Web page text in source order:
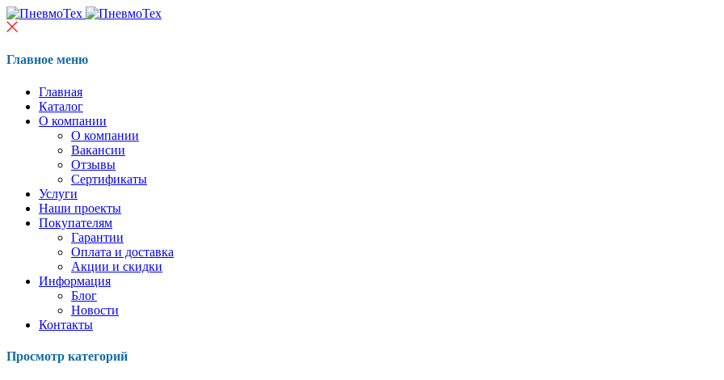
Главное меню
Главная
Каталог
О компании
О компании
Вакансии
Отзывы
Сертификаты
Услуги
Наши проекты
Покупателям
Гарантии
Оплата и доставка
Акции и скидки
Информация
Блог
Новости
Контакты
Просмотр категорий